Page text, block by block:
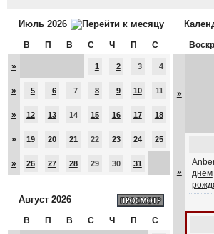
Июль 2026
В П В С Ч П С
» 1 2 3 4
» 5 6 7 8 9 10 11
» 12 13 14 15 16 17 18
» 19 20 21 22 23 24 25
» 26 27 28 29 30 31
Август 2026
В П В С Ч П С
»
»
днем